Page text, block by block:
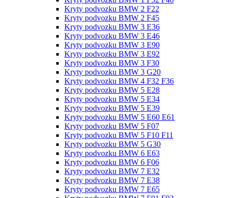
Kryty podvozku BMW 2 F22
Kryty podvozku BMW 2 F45
Kryty podvozku BMW 3 E36
Kryty podvozku BMW 3 E46
Kryty podvozku BMW 3 E90
Kryty podvozku BMW 3 E92
Kryty podvozku BMW 3 F30
Kryty podvozku BMW 3 G20
Kryty podvozku BMW 4 F32 F36
Kryty podvozku BMW 5 E28
Kryty podvozku BMW 5 E34
Kryty podvozku BMW 5 E39
Kryty podvozku BMW 5 E60 E61
Kryty podvozku BMW 5 F07
Kryty podvozku BMW 5 F10 F11
Kryty podvozku BMW 5 G30
Kryty podvozku BMW 6 E63
Kryty podvozku BMW 6 F06
Kryty podvozku BMW 7 E32
Kryty podvozku BMW 7 E38
Kryty podvozku BMW 7 E65